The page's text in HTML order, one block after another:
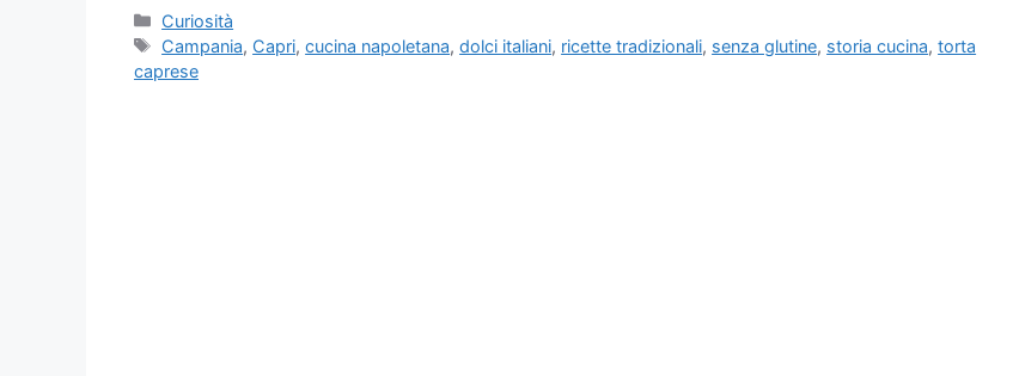
Categorie
Curiosità
Tag
Campania, Capri,cucina napoletana,dolci italiani, ricette tradizionali, senza glutine, storia cucina,torta
caprese